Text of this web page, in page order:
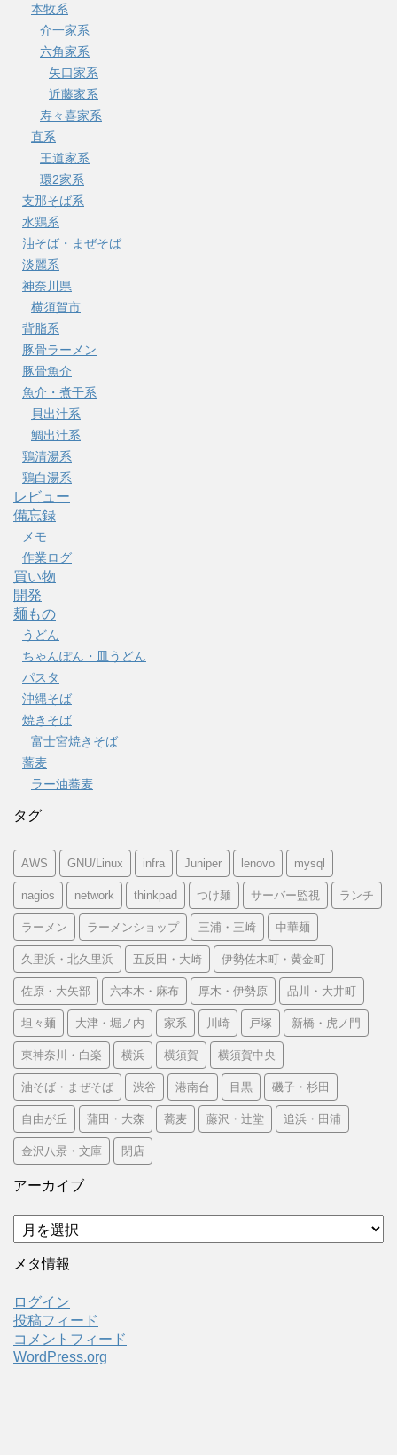
本牧系
介一家系
六角家系
矢口家系
近藤家系
寿々喜家系
直系
王道家系
環2家系
支那そば系
水鶏系
油そば・まぜそば
淡麗系
神奈川県
横須賀市
背脂系
豚骨ラーメン
豚骨魚介
魚介・煮干系
貝出汁系
鯛出汁系
鶏清湯系
鶏白湯系
レビュー
備忘録
メモ
作業ログ
買い物
開発
麺もの
うどん
ちゃんぽん・皿うどん
パスタ
沖縄そば
焼きそば
富士宮焼きそば
蕎麦
ラー油蕎麦
タグ
AWS GNU/Linux infra Juniper lenovo mysql
nagios network thinkpad つけ麺 サーバー監視 ランチ
ラーメン ラーメンショップ 三浦・三崎 中華麺
久里浜・北久里浜 五反田・大崎 伊勢佐木町・黄金町
佐原・大矢部 六本木・麻布 厚木・伊勢原 品川・大井町
坦々麺 大津・堀ノ内 家系 川崎 戸塚 新橋・虎ノ門
東神奈川・白楽 横浜 横須賀 横須賀中央
油そば・まぜそば 渋谷 港南台 目黒 磯子・杉田
自由が丘 蒲田・大森 蕎麦 藤沢・辻堂 追浜・田浦
金沢八景・文庫 閉店
アーカイブ
ア
ー
カ
ブ
メタ情報
ログイン
投稿フィード
コメントフィード
WordPress.org